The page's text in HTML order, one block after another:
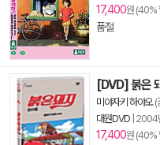
17,400원 (40%
품절
[DVD] 붉은
미야자키 하야오(
대원DVD 2004
17,400원 (40%